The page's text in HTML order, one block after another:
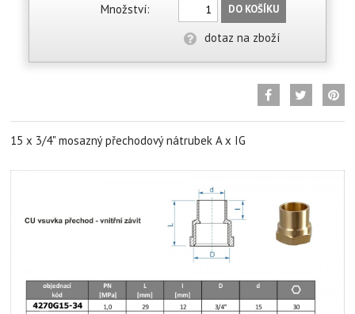
Množství:
DO KOŠÍKU
dotaz na zboží
15 x 3/4" mosazný přechodový nátrubek A x IG